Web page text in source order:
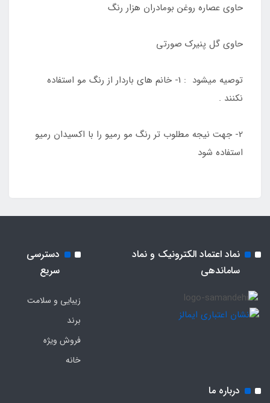
حاوی عصاره روغن بومادران هزار رنگ
حاوی گل پنیرک صورتی
توصیه میشود : 1- خانم های باردار از رنگ مو استفاده
نکنند .
2- جهت نیجه مطلوب تر رنگ مو رمیو را با اکسیدان رمیو
استفاده شود
نماد اعتماد الکترونیک و نماد
ساماندهی
دسترسی
سریع
زیبایی و سلامت
برند
فروش ویژه
خانه
درباره ما